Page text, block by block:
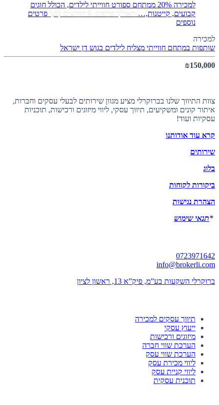
למכירה 20% ממתחם ספורט חווייתי לילדים, הכולל חוגים
קבועים, קייטנות,… תאריך פרסום: 6 חודשים לִפנֵי
פרטים
נוספים
למכירה
שותפות במתחם חווייתי מצליח לילדים בגוש דן ישראל
₪150,000
צוות התיווך שלנו בברוקרלי מציע מגוון שירותים לבעלי עסקים וחברות,
איתור קונים ומשקיעים, תיווך עסקי, ליווי מיזוגים ורכישות, תוכניות
עסקיות ועוד!
קרא עוד אודותנו
שירותים
בלוג
ביקורות לקוחות
הצהרת נגישות
*תנאי שימוש
0723971642
info@brokerli.com
ברוקרלי השקעות בע”מ, פיק”א 13, ראשון לציון
תיווך עסקים למכירה
ייעוץ עסקי
מיזוגים ורכישות
הערכת שווי חברה
הערכת שווי עסק
ליווי מכירת עסק
ליווי קניית עסק
תוכנית עסקית